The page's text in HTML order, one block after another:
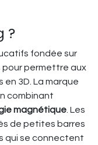
?
fondée sur
permettre aux
3D. La marque
combinant
magnétique . Les
de petites barres
qui se connectent